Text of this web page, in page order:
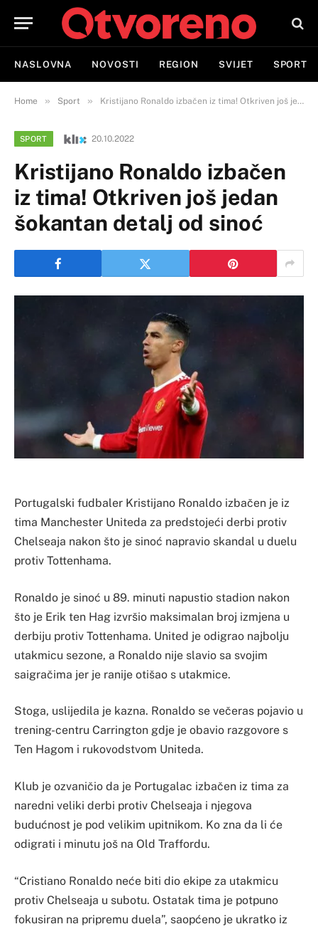
NASLOVNA NOVOSTI REGION SVIJET SPORT
Home » Sport » Kristijano Ronaldo izbačen iz tima! Otkriven još jedan šokantan detalj od sinoć
SPORT 20.10.2022
Kristijano Ronaldo izbačen
iz tima! Otkriven još jedan
šokantan detalj od sinoć
Portugalski fudbaler Kristijano Ronaldo izbačen je iz
tima Manchester Uniteda za predstojeći derbi protiv
Chelseaja nakon što je sinoć napravio skandal u duelu
protiv Tottenhama.
Ronaldo je sinoć u 89. minuti napustio stadion nakon
što je Erik ten Hag izvršio maksimalan broj izmjena u
derbiju protiv Tottenhama. United je odigrao najbolju
utakmicu sezone, a Ronaldo nije slavio sa svojim
saigračima jer je ranije otišao s utakmice.
Stoga, uslijedila je kazna. Ronaldo se večeras pojavio u
trening-centru Carrington gdje je obavio razgovore s
Ten Hagom i rukovodstvom Uniteda.
Klub je ozvaničio da je Portugalac izbačen iz tima za
naredni veliki derbi protiv Chelseaja i njegova
budućnost je pod velikim upitnikom. Ko zna da li će
odigrati i minutu još na Old Traffordu.
“Cristiano Ronaldo neće biti dio ekipe za utakmicu
protiv Chelseaja u subotu. Ostatak tima je potpuno
fokusiran na pripremu duela”, saopćeno je ukratko iz